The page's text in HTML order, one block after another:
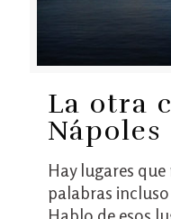
La otra
Nápoles
Hay lugares
palabras